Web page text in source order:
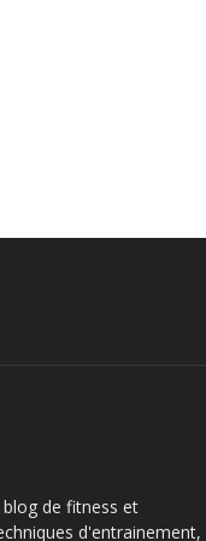
de fitness et
d'entrainement,